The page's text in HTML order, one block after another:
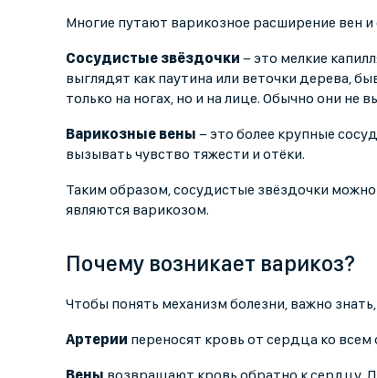
Многие путают варикозное расширение вен
Сосудистые звёздочки − это мелкие
выглядят как паутина или веточки дерева,
только на ногах, но и на лице. Обычно они
Варикозные вены − это более крупные
вызывать чувство тяжести и отёки.
Таким образом, сосудистые звёздочки
являются варикозом.
Почему возникает варикоз?
Чтобы понять механизм болезни, важно
Артерии переносят кровь от сердца ко всем